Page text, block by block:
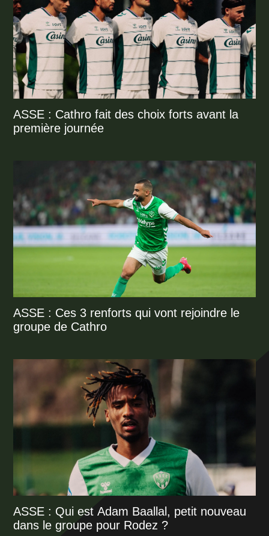
ASSE : Cathro fait des choix forts avant la
première journée
ASSE : Ces 3 renforts qui vont rejoindre le
groupe de Cathro
ASSE : Qui est Adam Baallal, petit nouveau
dans le groupe pour Rodez ?